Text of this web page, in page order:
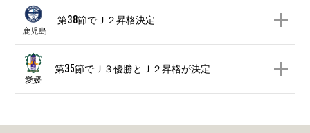
鹿児島
第38節でＪ２昇格決定
愛媛
第35節でＪ３優勝とＪ２昇格が決定